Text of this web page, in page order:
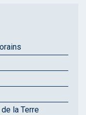
la Terre